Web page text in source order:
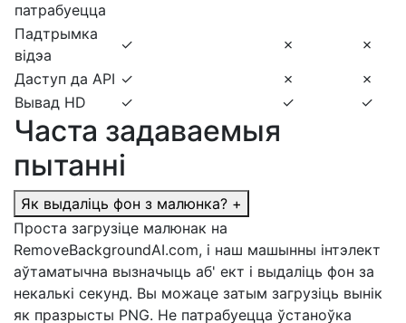
патрабуецца
Падтрымка
відэа
✓ ✗
✗
Даступ да API ✓ ✗
✗
Вывад HD
✓ ✓ ✓
Часта задаваемыя
пытанні
Як выдаліць фон з малюнка? +
Проста загрузіце малюнак на
RemoveBackgroundAI.com, і наш машынны інтэлект
аўтаматычна вызначыць аб' ект і выдаліць фон за
некалькі секунд. Вы можаце затым загрузіць вынік
як празрысты PNG. Не патрабуецца ўстаноўка